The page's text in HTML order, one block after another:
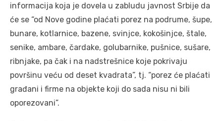
informacija koja je dovela u zabludu javnost Srbije da
će se “od Nove godine plaćati porez na podrume, šupe,
bunare, kotlarnice, bazene, svinjce, kokošinjce, štale,
senike, ambare, čardake, golubarnike, pušnice, sušare,
ribnjake, pa čak i na nadstrešnice koje pokrivaju
površinu veću od deset kvadrata”, tj. “porez će plaćati
građani i firme na objekte koji do sada nisu ni bili
oporezovani”.